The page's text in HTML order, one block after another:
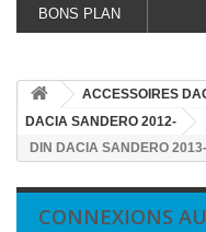
BONS PLAN
ACCESSOIRES
DACIA SANDERO 2012-
DIN DACIA SANDERO
CONNEXIONS